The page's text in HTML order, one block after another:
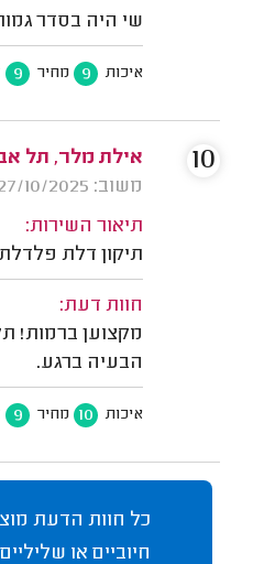
שי היה בסדר
איכות 9 מחיר 9
אילת מלר, תל
משוב: 27/10/2025
תיאור השירות:
תיקון דלת
חוות דעת:
מקצוען ברמות!
הבעיה ברגע.
איכות 10 מחיר 9
10
כל חוות הדעת
חיוביים או